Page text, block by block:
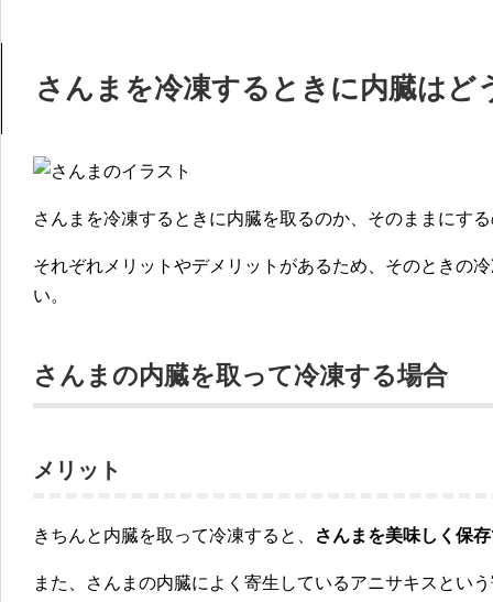
さんまを冷凍するときに内臓はど
さんまを冷凍するときに内臓を取るのか、そのままにす
それぞれメリットやデメリットがあるため、そのときの
い。
さんまの内臓を取って冷凍する場合
メリット
きちんと内臓を取って冷凍すると、 さんまを美味しく保
また、さんまの内臓によく寄生しているアニサキスとい